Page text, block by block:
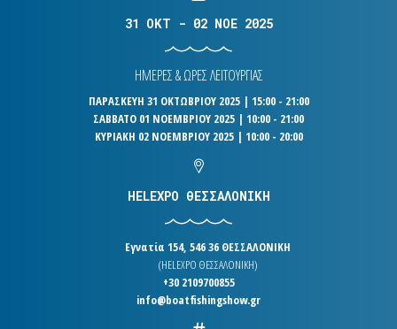
31 OKT - 02 NOE 2025
ΗΜΕΡΕΣ & ΩΡΕΣ ΛΕΙΤΟΥΡΓΙΑΣ
ΠΑΡΑΣΚΕΥΗ 31 ΟΚΤΩΒΡΙΟΥ 2025 | 15:00 - 21:00
ΣΑΒΒΑΤΟ 01 ΝΟΕΜΒΡΙΟΥ 2025 | 10:00 - 21:00
ΚΥΡΙΑΚΗ 02 ΝΟΕΜΒΡΙΟΥ 2025 | 10:00 - 20:00
HELEXPO ΘΕΣΣΑΛΟΝΙΚΗ
Εγνατία 154, 546 36 ΘΕΣΣΑΛΟΝΙΚΗ
(HELEXPO ΘΕΣΣΑΛΟΝΙΚΗ)
+30 2109700855
info@boatfishingshow.gr